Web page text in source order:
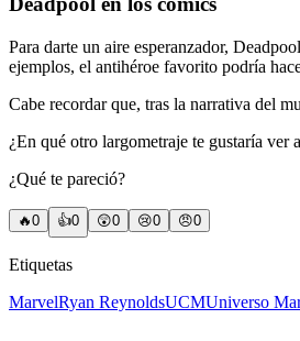
Para darte un aire esperanzador,
ejemplos, el antihéroe favorito podría
Cabe recordar que, tras la narrativa del
¿En qué otro largometraje te gustaría ver
¿Qué te pareció?
🔥0 👍0 😲0 😢0 😠0
Etiquetas
MarvelRyan ReynoldsUCMUniverso